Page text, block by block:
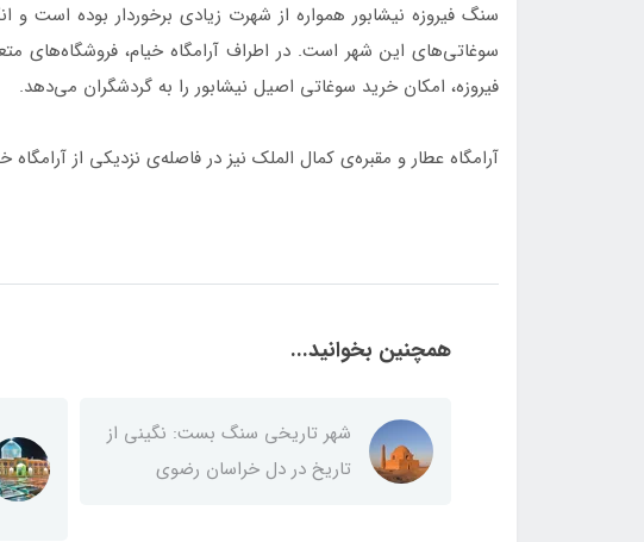
سنگ فیروزه نیشابور همواره از شهرت زیادی برخوردار بوده است و
سوغاتی‌های این شهر است. در اطراف آرامگاه خیام، فروشگاه‌های
فیروزه، امکان خرید سوغاتی اصیل نیشابور را به گردشگران می‌دهد.
آرامگاه عطار و مقبره‌ی کمال الملک نیز در فاصله‌ی نزدیکی از آرامگاه
همچنین بخوانید...
شهر تاریخی سنگ بست: نگینی از
تاریخ در دل خراسان رضوی